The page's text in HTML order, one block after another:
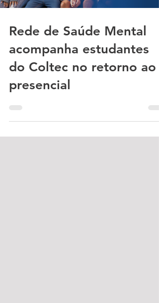
Rede de Saúde Mental
acompanha estudantes
do Coltec no retorno ao
presencial